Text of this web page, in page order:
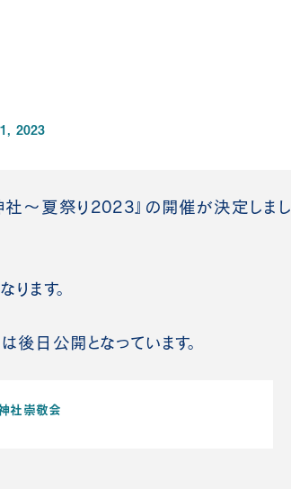
2023
～夏祭り2023』の開催が決定しまし
ます。
後日公開となっています。
社崇敬会